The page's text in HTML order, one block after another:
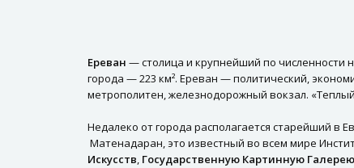
Ереван — столица и крупнейший по численности
города — 223 км². Ереван — политический,
метрополитен, железнодорожный вокзал.
Недалеко от города располагается старейший в
Матенадаран, это известный во всем мире
Искусств, Государственную Картинную Галерею